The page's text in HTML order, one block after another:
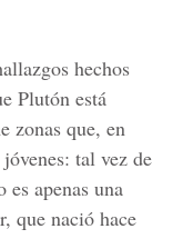
hechos
Plutón está
zonas que, en
tal vez de
apenas una
que nació hace